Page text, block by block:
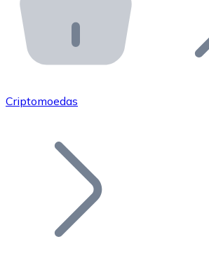
API Bitnovo
Integre nossa API no seu
Junte-se à nossa rede de
Adicione o token do seu projeto
Criptomoedas